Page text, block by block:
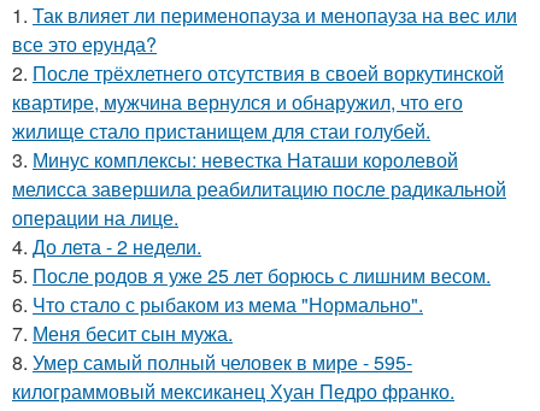
1. Так влияет ли перименопауза и менопауза на вес или
все это ерунда?
2. После трёхлетнего отсутствия в своей воркутинской
квартире, мужчина вернулся и обнаружил, что его
жилище стало пристанищем для стаи голубей.
3. Минус комплексы: невестка Наташи королевой
мелисса завершила реабилитацию после радикальной
операции на лице.
4. До лета - 2 недели.
5. После родов я уже 25 лет борюсь с лишним весом.
6. Что стало с рыбаком из мема "Нормально".
7. Меня бесит сын мужа.
8. Умер самый полный человек в мире - 595-
килограммовый мексиканец Хуан Педро франко.